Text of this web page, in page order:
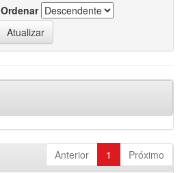
Ordenar
Anterior 1 Próximo